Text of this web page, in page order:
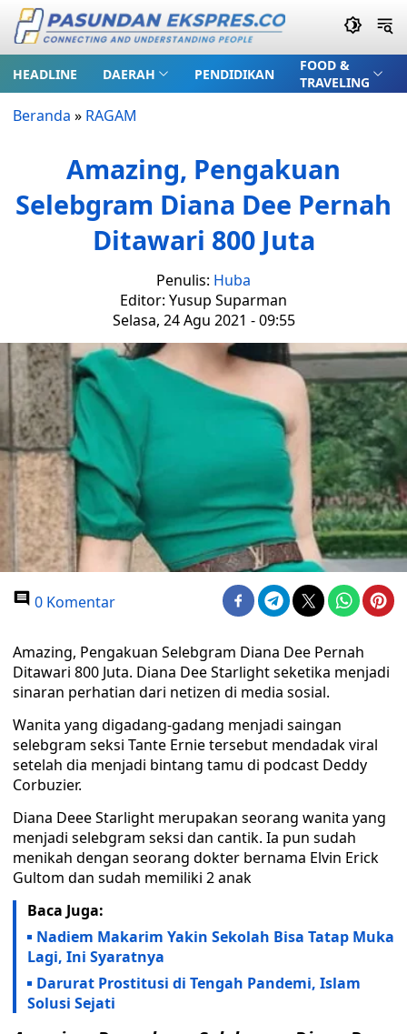
HEADLINE DAERAH PENDIDIKAN
FOOD &
TRAVELING
Beranda » RAGAM
Amazing, Pengakuan
Selebgram Diana Dee Pernah
Ditawari 800 Juta
Penulis: Huba
Editor: Yusup Suparman
Selasa, 24 Agu 2021 - 09:55
0 Komentar
Amazing, Pengakuan Selebgram Diana Dee Pernah
Ditawari 800 Juta. Diana Dee Starlight seketika menjadi
sinaran perhatian dari netizen di media sosial.
Wanita yang digadang-gadang menjadi saingan
selebgram seksi Tante Ernie tersebut mendadak viral
setelah dia menjadi bintang tamu di podcast Deddy
Corbuzier.
Diana Deee Starlight merupakan seorang wanita yang
menjadi selebgram seksi dan cantik. Ia pun sudah
menikah dengan seorang dokter bernama Elvin Erick
Gultom dan sudah memiliki 2 anak
Baca Juga:
Nadiem Makarim Yakin Sekolah Bisa Tatap Muka
Lagi, Ini Syaratnya
Darurat Prostitusi di Tengah Pandemi, Islam
Solusi Sejati